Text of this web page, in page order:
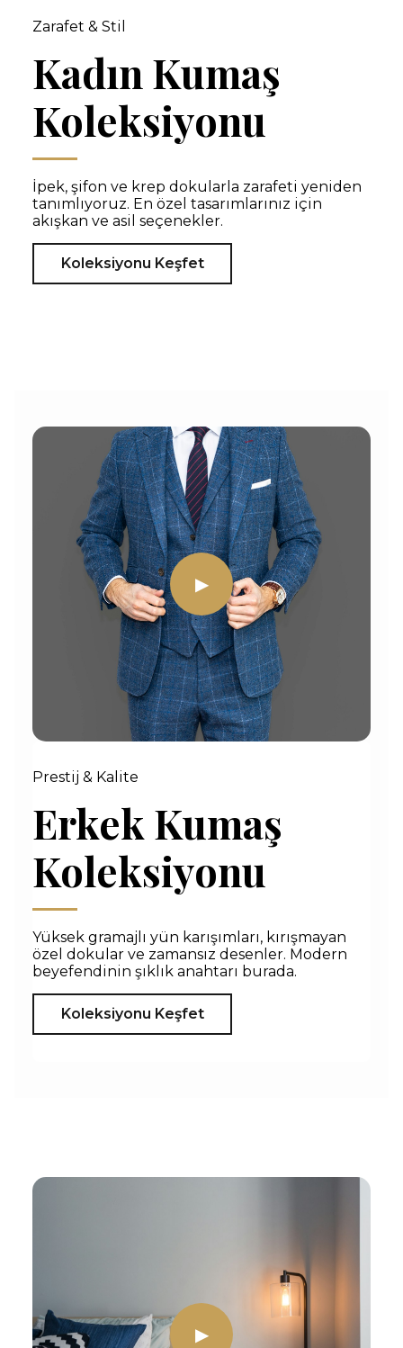
Zarafet & Stil
Kadın Kumaş
Koleksiyonu
İpek, şifon ve krep dokularla zarafeti yeniden
tanımlıyoruz. En özel tasarımlarınız için
akışkan ve asil seçenekler.
Koleksiyonu Keşfet
Prestij & Kalite
Erkek Kumaş
Koleksiyonu
Yüksek gramajlı yün karışımları, kırışmayan
özel dokular ve zamansız desenler. Modern
beyefendinin şıklık anahtarı burada.
Koleksiyonu Keşfet
▶
▶